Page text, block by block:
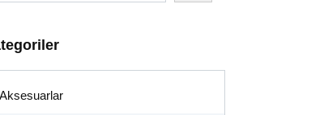
Aksesuarlar